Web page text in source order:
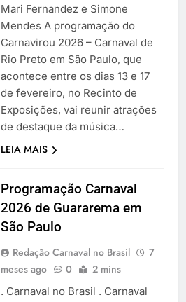
Mari Fernandez e Simone
Mendes A programação do
Carnavirou 2026 – Carnaval de
Rio Preto em São Paulo, que
acontece entre os dias 13 e 17
de fevereiro, no Recinto de
Exposições, vai reunir atrações
de destaque da música…
LEIA MAIS
Programação Carnaval
2026 de Guararema em
São Paulo
Redação Carnaval no Brasil
7
meses ago
0 2 mins
. Carnaval no Brasil . Carnaval